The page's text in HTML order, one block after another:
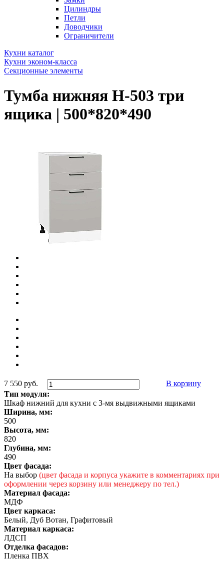
Цилиндры
Петли
Доводчики
Ограничители
Кухни каталог
Кухни эконом-класса
Секционные элементы
Тумба нижняя Н-503 три
ящика | 500*820*490
7 550 руб.
В корзину
Тип модуля:
Шкаф нижний для кухни с 3-мя выдвижными ящиками
Ширина, мм:
500
Высота, мм:
820
Глубина, мм:
490
Цвет фасада:
На выбор (цвет фасада и корпуса укажите в комментариях при
оформлении через корзину или менеджеру по тел.)
Материал фасада:
МДФ
Цвет каркаса:
Белый, Дуб Вотан, Графитовый
Материал каркаса:
ЛДСП
Отделка фасадов:
Пленка ПВХ